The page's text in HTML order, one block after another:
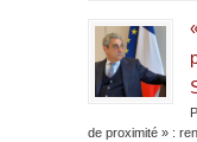
de proximité » :